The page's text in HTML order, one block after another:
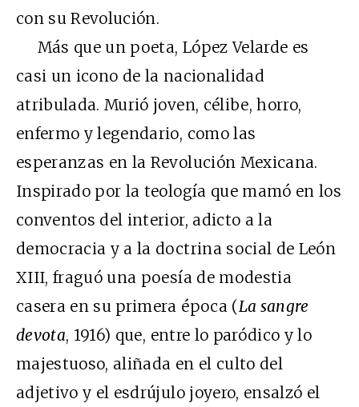
con su Revolución.
Más que un poeta, López Velarde es
casi un icono de la nacionalidad
atribulada. Murió joven, célibe, horro,
enfermo y legendario, como las
esperanzas en la Revolución Mexicana.
Inspirado por la teología que mamó en los
conventos del interior, adicto a la
democracia y a la doctrina social de León
XIII, fraguó una poesía de modestia
casera en su primera época (La sangre
devota, 1916) que, entre lo paródico y lo
majestuoso, aliñada en el culto del
adjetivo y el esdrújulo joyero, ensalzó el